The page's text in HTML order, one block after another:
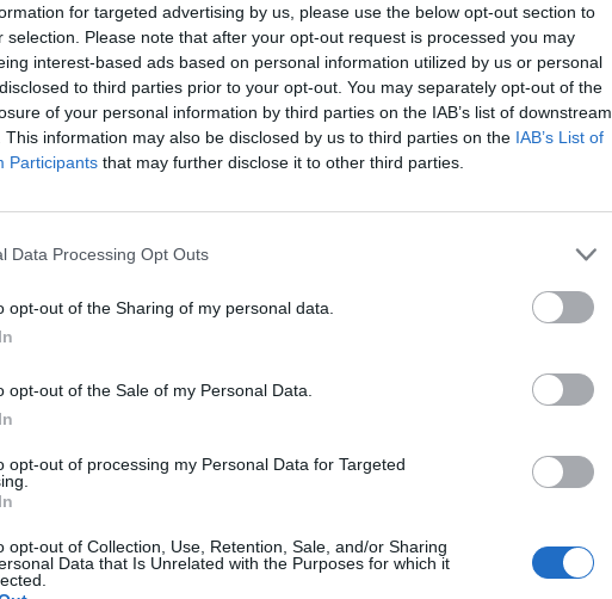
for targeted advertising by us, please use the below opt-out section to
selection. Please note that after your opt-out request is processed you may
interest-based ads based on personal information utilized by us or personal
to third parties prior to your opt-out. You may separately opt-out of the
of your personal information by third parties on the IAB’s list of downstream
This information may also be disclosed by us to third parties on the IAB’s List of
Participants that may further disclose it to other third parties.
Data Processing Opt Outs
opt-out of the Sharing of my personal data.
opt-out of the Sale of my Personal Data.
opt-out of processing my Personal Data for Targeted
opt-out of Collection, Use, Retention, Sale, and/or Sharing
Data that Is Unrelated with the Purposes for which it
annál
este
Street
a Vega
is
az